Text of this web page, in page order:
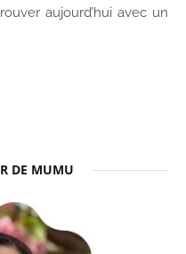
aujourd’hui avec un
DE MUMU